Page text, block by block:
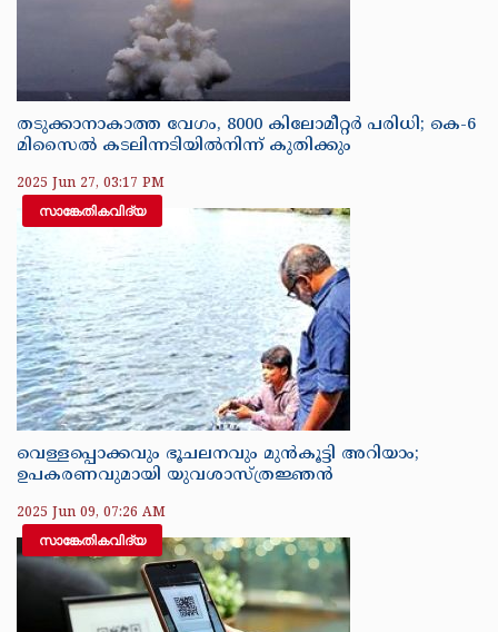
തടുക്കാനാകാത്ത വേഗം, 8000 കിലോമീറ്റര്‍ പരിധി; കെ-6
മിസൈല്‍ കടലിന്നടിയില്‍നിന്ന് കുതിക്കും
2025 Jun 27, 03:17 PM
സാങ്കേതികവിദ്യ
വെള്ളപ്പൊക്കവും ഭൂചലനവും മുൻകൂട്ടി അറിയാം;
ഉപകരണവുമായി യുവശാസ്ത്രജ്ഞൻ
2025 Jun 09, 07:26 AM
സാങ്കേതികവിദ്യ